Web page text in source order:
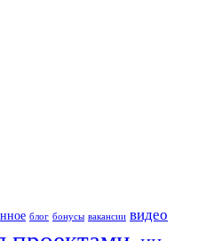
блог бонусы вакансии видео